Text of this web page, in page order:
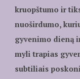
kruopštumo ir
nuoširdumo,
gyvenimo dieną
myli trapias
subtiliais